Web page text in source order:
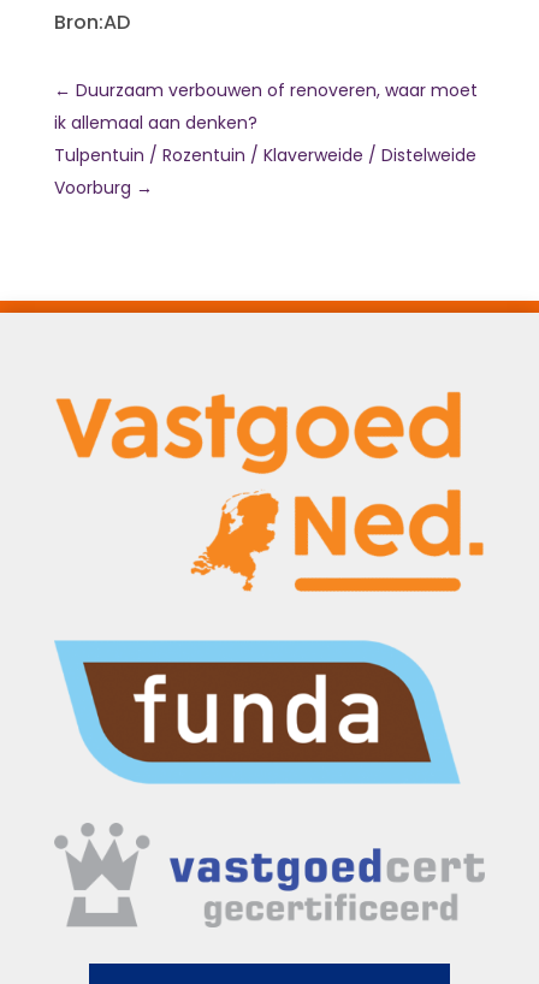
Bron:AD
← Duurzaam verbouwen of renoveren, waar moet
ik allemaal aan denken?
Tulpentuin / Rozentuin / Klaverweide / Distelweide
Voorburg →